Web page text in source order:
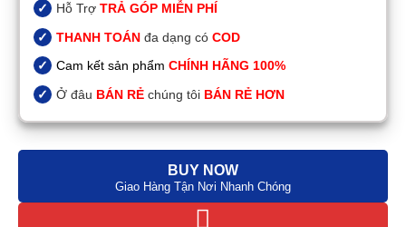
Hỗ Trợ TRẢ GÓP MIỄN PHÍ
THANH TOÁN đa dạng có COD
Cam kết sản phẩm CHÍNH HÃNG 100%
Ở đâu BÁN RẺ chúng tôiBÁN RẺ HƠN
BUY NOW
Giao Hàng Tận Nơi Nhanh Chóng